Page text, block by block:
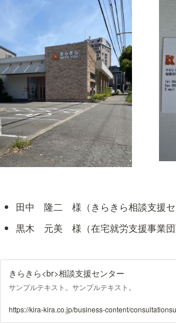
田中　隆二　様（きらきら相談支援
黒木　元美　様（在宅就労支援事業
きらきら<br>相談支援センター
サンプルテキスト。サンプルテキスト。
https://kira-kira.co.jp/business-content/